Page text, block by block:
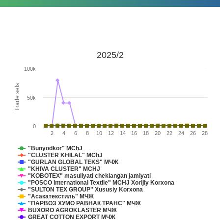
Trade sets
2025/2
"Bunyodkor" MChJ
"CLUSTER KHILAL" MChJ
"GURLAN GLOBAL TEKS" МЧЖ
"KHIVA CLUSTER" MCHJ
"KOBOTEX" masuliyati cheklangan jamiyati
"POSCO international Textile" MCHJ Xorijiy Korxona
"SULTON TEX GROUP" Xususiy Korxona
"Асакатекстиль" МЧЖ
"ПАРВОЗ ХУМО РАВНАК ТРАНС" МЧЖ
BUXORO AGROKLASTER МЧЖ
GREAT COTTON EXPORT МЧЖ
2 4 6 8 10 12 14 16 18 20 22 24 26 28
0
50k
100k